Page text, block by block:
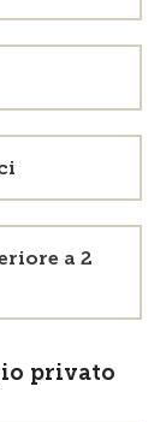
a 2
privato